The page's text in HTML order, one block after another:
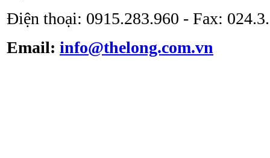
Điện thoại: 0915.283.960 - Fax:
Email: info@thelong.com.vn